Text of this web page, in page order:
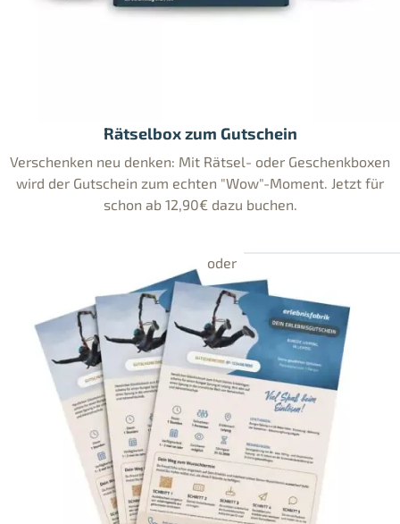
Rätselbox zum Gutschein
Verschenken neu denken: Mit Rätsel- oder Geschenkboxen
wird der Gutschein zum echten "Wow"-Moment. Jetzt für
schon ab 12,90€ dazu buchen.